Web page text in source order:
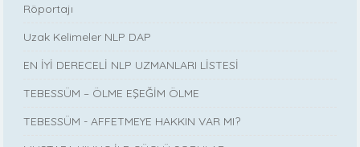
Röportajı
Uzak Kelimeler NLP DAP
EN İYİ DERECELİ NLP UZMANLARI LİSTESİ
TEBESSÜM – ÖLME EŞEĞİM ÖLME
TEBESSÜM - AFFETMEYE HAKKIN VAR MI?